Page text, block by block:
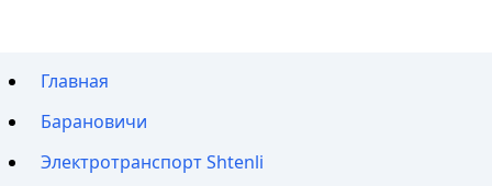
Главная
Барановичи
Электротранспорт Shtenli